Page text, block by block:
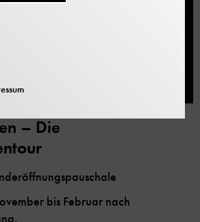
– Die
bis Februar nach